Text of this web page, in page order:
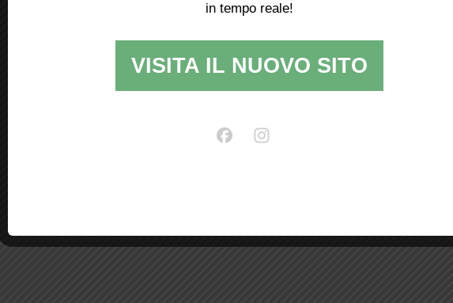
in tempo reale!
VISITA IL NUOVO SITO